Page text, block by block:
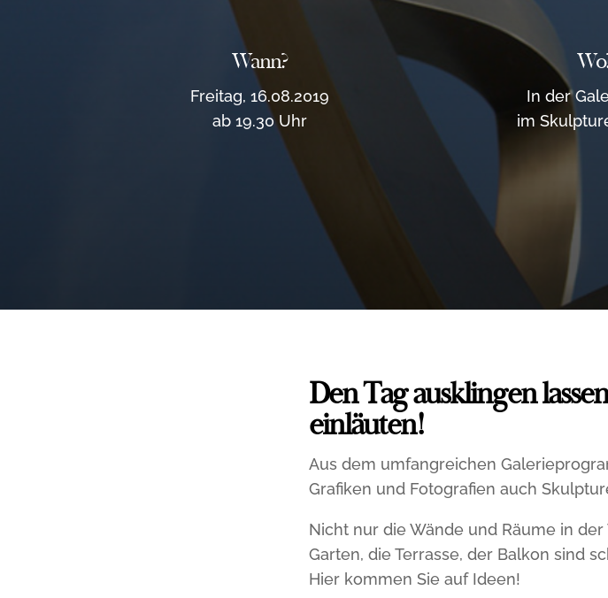
Wann?
Freitag, 16.08.2019
ab 19.30 Uhr
In der
im
Den Tag ausklingen
einläuten!
Aus dem umfangreichen
Grafiken und Fotografien auch
Nicht nur die Wände und Räume in
Garten, die Terrasse, der Balkon sind
Hier kommen Sie auf Ideen!